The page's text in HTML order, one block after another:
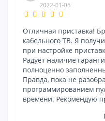
2022-01-05
Отличная приставка!
кабельного ТВ. Я
при настройке
Радует наличие
полноценно
Правда, пока не
программированием
времени. Рекомендую